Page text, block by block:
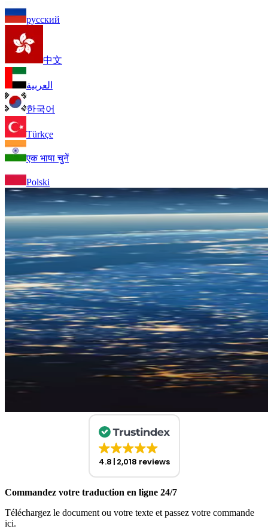
русский
中文
العربية
한국어
Türkçe
एक भाषा चुनें
Polski
4.8 2,018 reviews
Commandez votre traduction en ligne 24/7
Téléchargez le document ou votre texte et passez votre commande
ici.